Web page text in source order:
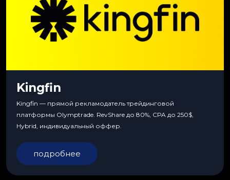
Kingfin
Kingfin — прямой рекламодатель трейдинговой
платформы Olymptrade. RevShare до 80%, CPA до 250$,
Hybrid, индивидуальный оффер.
подробнее